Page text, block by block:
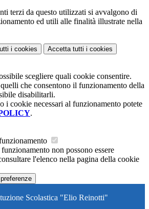
terzi da questo utilizzati si avvalgono di
ed utili alle finalità illustrate nella
i cookies Accetta tutti i cookies
scegliere quali cookie consentire.
che consentono il funzionamento della
disabilitarli.
i cookie necessari al funzionamento potete
.
non possono essere
l'elenco nella pagina della cookie
Scolastica "Elio Reinotti"